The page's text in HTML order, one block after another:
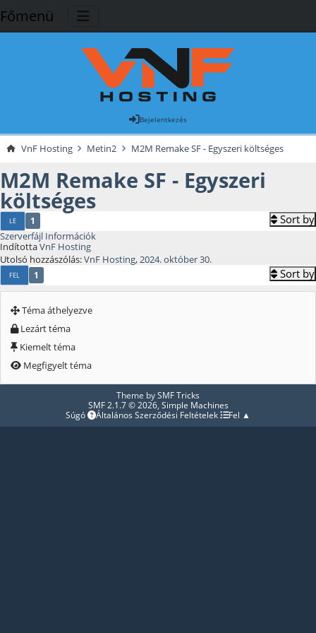
Főmenü
Bejelentkezés
VnF Hosting Metin2 M2M Remake SF - Egyszeri költséges
M2M Remake SF - Egyszeri
költséges
LE 1 Sort by
Szerverfájl Információk
IndítottaVnF Hosting
Utolsó hozzászólás:VnF Hosting,2024. október 30.
FEL 1 Sort by
Téma áthelyezve
Lezárt téma
Kiemelt téma
Megfigyelt téma
Theme bySMF Tricks
SMF 2.1.7 © 2026, Simple Machines
Súgó
Általános Szerződési Feltételek Fel ▲